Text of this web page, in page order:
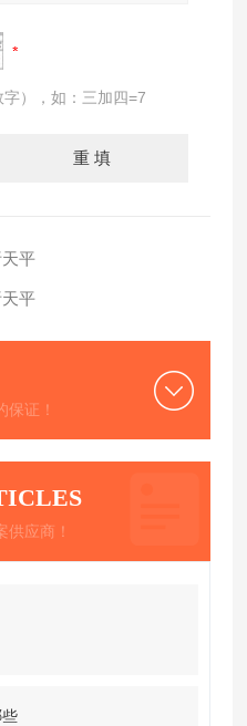
），如：三加四=7
平
平
保证！
供应商！